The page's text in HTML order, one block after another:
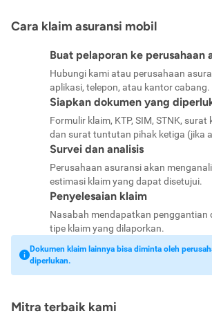
Cara klaim asuransi mobil
Buat pelaporan ke perusahaan
Hubungi kami atau perusahaan
aplikasi, telepon, atau kantor cabang.
Siapkan dokumen yang
Formulir klaim, KTP, SIM, STNK,
dan surat tuntutan pihak ketiga (jika
Survei dan analisis
Perusahaan asuransi akan
estimasi klaim yang dapat disetujui.
Penyelesaian klaim
Nasabah mendapatkan penggantian
tipe klaim yang dilaporkan.
Dokumen klaim lainnya bisa diminta oleh
diperlukan.
Mitra terbaik kami